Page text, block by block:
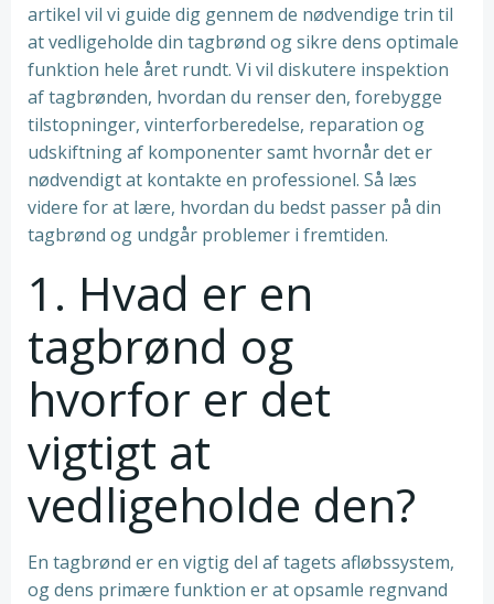
artikel vil vi guide dig gennem de nødvendige trin til
at vedligeholde din tagbrønd og sikre dens optimale
funktion hele året rundt. Vi vil diskutere inspektion
af tagbrønden, hvordan du renser den, forebygge
tilstopninger, vinterforberedelse, reparation og
udskiftning af komponenter samt hvornår det er
nødvendigt at kontakte en professionel. Så læs
videre for at lære, hvordan du bedst passer på din
tagbrønd og undgår problemer i fremtiden.
1. Hvad er en
tagbrønd og
hvorfor er det
vigtigt at
vedligeholde den?
En tagbrønd er en vigtig del af tagets afløbssystem,
og dens primære funktion er at opsamle regnvand